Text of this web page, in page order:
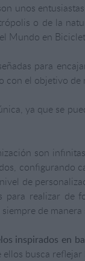
unos
o de la
Mundo en
para
con el objetivo
ya que se
son
configurando
de
para realizar
de manera
inspirados en
busca